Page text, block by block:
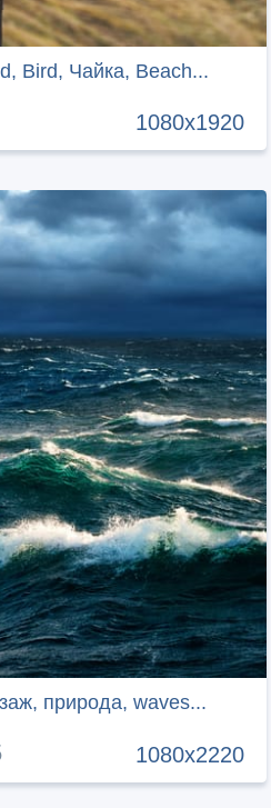
Bird, Чайка, Beach...
1080x1920
природа, waves...
1080x2220